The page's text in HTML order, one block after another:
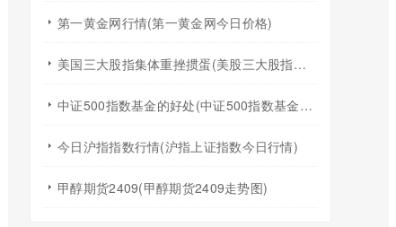
第一黄金网行情(第一黄金网今日价格)
美国三大股指集体重挫掼蛋(美股三大股指全线重挫)
中证500指数基金的好处(中证500指数基金有哪些)
今日沪指指数行情(沪指上证指数今日行情)
甲醇期货2409(甲醇期货2409走势图)